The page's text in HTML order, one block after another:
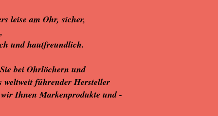
leise am Ohr, sicher,
und hautfreundlich.
bei Ohrlöchern und
führender Hersteller
Ihnen Markenprodukte und -